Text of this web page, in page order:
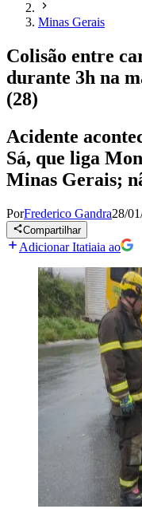
Minas Gerais
Colisão entre
durante 3h na
(28)
Acidente
Sá, que liga
Minas Gerais;
PorFrederico Gandra28/
Compartilhar
Adicionar Itatiaia ao